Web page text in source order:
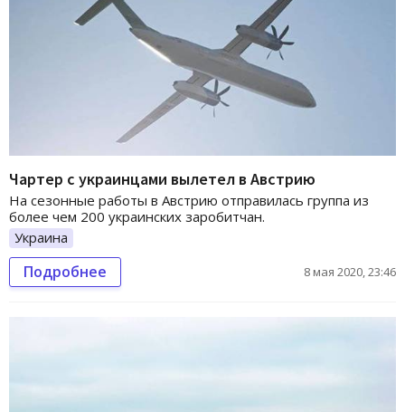
Чартер с украинцами вылетел в Австрию
На сезонные работы в Австрию отправилась группа из
более чем 200 украинских заробитчан.
Украина
Подробнее 8 мая 2020, 23:46